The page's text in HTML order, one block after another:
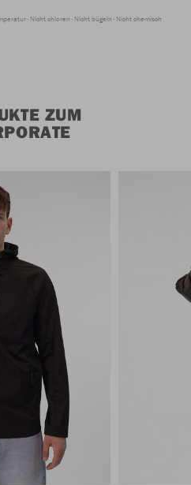
Nicht chloren Nicht bügeln Nicht chemisch
ZUM